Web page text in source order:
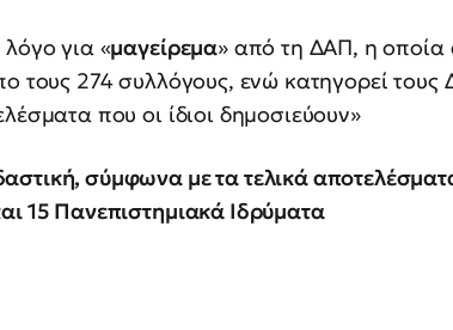
για «μαγείρεμα» από τη ΔΑΠ, η
τους 274 συλλόγους, ενώ κατηγορεί τους
που οι ίδιοι δημοσιεύουν»
σύμφωνα με τα τελικά
15 Πανεπιστημιακά Ιδρύματα